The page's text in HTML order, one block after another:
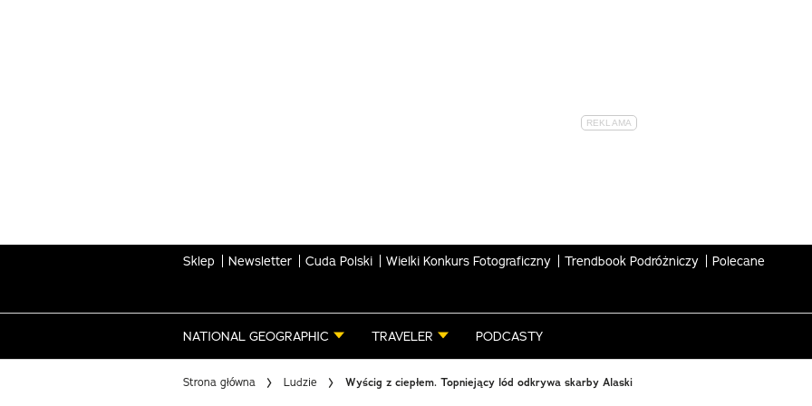
Sklep Newsletter Cuda Polski Wielki Konkurs Fotograficzny Trendbook Podróżniczy Polecane
NATIONAL GEOGRAPHIC TRAVELER PODCASTY
Strona główna Ludzie Wyścig z ciepłem. Topniejący lód odkrywa skarby Alaski